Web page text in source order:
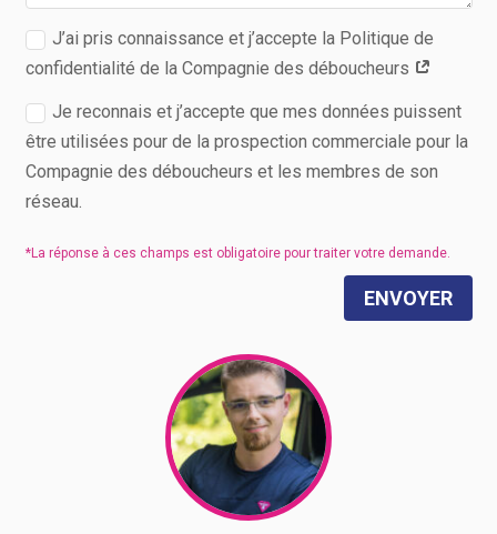
J’ai pris connaissance et j’accepte la Politique de
confidentialité de la Compagnie des déboucheurs
Je reconnais et j’accepte que mes données puissent
être utilisées pour de la prospection commerciale pour la
Compagnie des déboucheurs et les membres de son
réseau.
ENVOYER